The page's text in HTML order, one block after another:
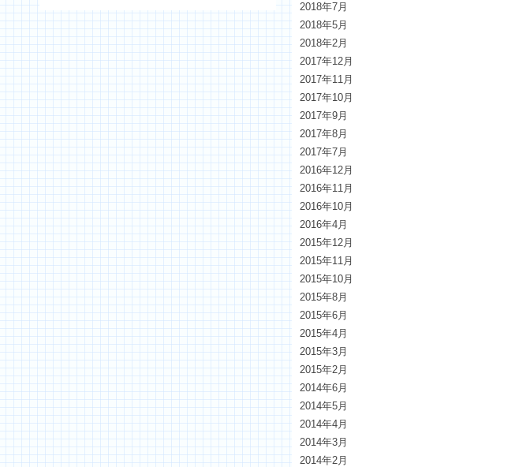
2018年7月
2018年5月
2018年2月
2017年12月
2017年11月
2017年10月
2017年9月
2017年8月
2017年7月
2016年12月
2016年11月
2016年10月
2016年4月
2015年12月
2015年11月
2015年10月
2015年8月
2015年6月
2015年4月
2015年3月
2015年2月
2014年6月
2014年5月
2014年4月
2014年3月
2014年2月